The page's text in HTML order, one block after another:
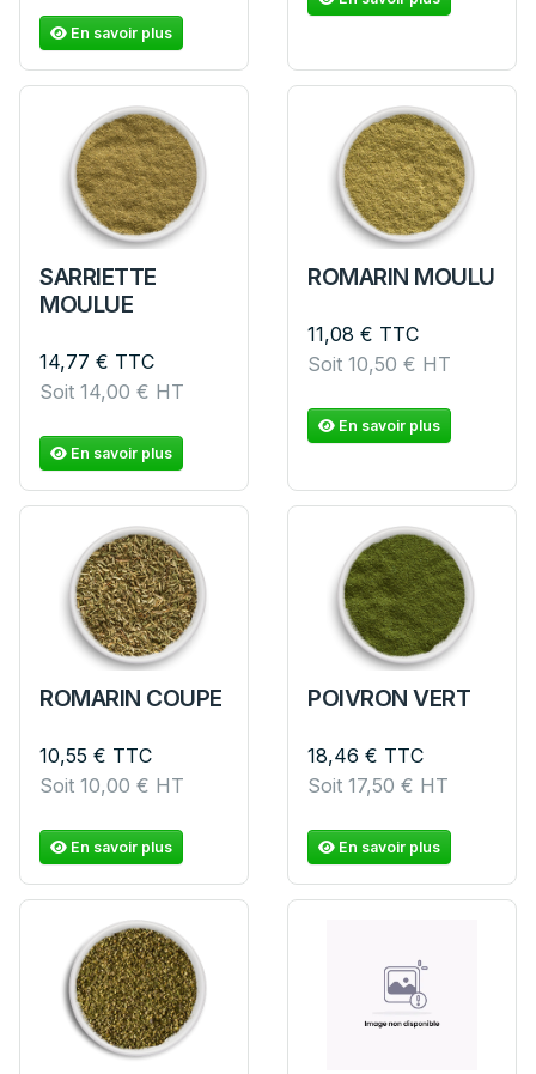
En savoir plus
SARRIETTE
MOULUE
14,77 € TTC
Soit 14,00 € HT
En savoir plus
ROMARIN MOULU
11,08 € TTC
Soit 10,50 € HT
En savoir plus
ROMARIN COUPE
10,55 € TTC
Soit 10,00 € HT
En savoir plus
POIVRON VERT
18,46 € TTC
Soit 17,50 € HT
En savoir plus